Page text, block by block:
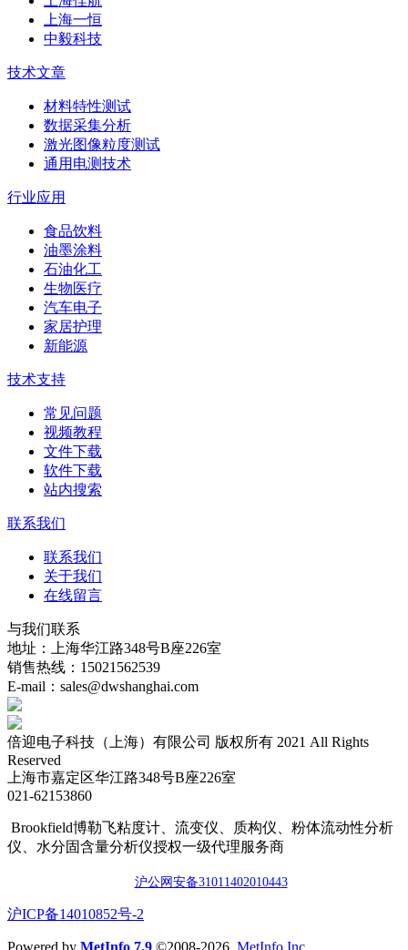
上海一恒
中毅科技
技术文章
材料特性测试
数据采集分析
激光图像粒度测试
通用电测技术
行业应用
食品饮料
油墨涂料
石油化工
生物医疗
汽车电子
家居护理
新能源
技术支持
常见问题
视频教程
文件下载
软件下载
站内搜索
联系我们
联系我们
关于我们
在线留言
与我们联系
地址：上海华江路348号B座226室
销售热线：15021562539
E-mail：sales@dwshanghai.com
倍迎电子科技（上海）有限公司 版权所有 2021 All Rights
Reserved
上海市嘉定区华江路348号B座226室
021-62153860
Brookfield博勒飞粘度计、流变仪、质构仪、粉体流动性分析
仪、水分固含量分析仪授权一级代理服务商
沪公网安备31011402010443
​沪ICP备14010852号-2